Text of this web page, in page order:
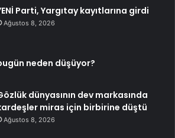
Parti, Yargıtay kayıtlarına girdi
Ağustos 8, 2026
neden düşüyor?
dünyasının dev markasında
miras için birbirine düştü
Ağustos 8, 2026